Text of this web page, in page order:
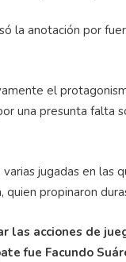
la anotación por
el
una presunta falta
jugadas en las
propinaron
las acciones de
fue Facundo